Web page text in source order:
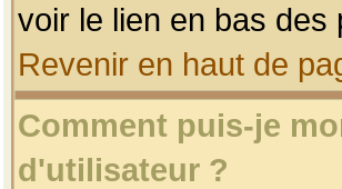
voir le lien en bas des
Revenir en haut de
Comment puis-je
d'utilisateur ?